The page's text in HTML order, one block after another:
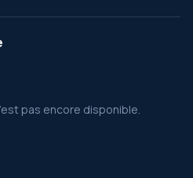
pas encore disponible.